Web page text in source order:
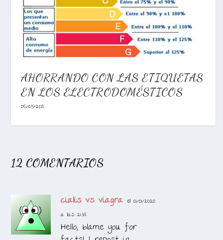
AHORRANDO CON LAS ETIQUETAS
EN LOS ELECTRODOMÉSTICOS
06/05/2018
12 COMENTARIOS
cialis vs viagra el 01/01/2020
a las 21:38
Hello, blame you for